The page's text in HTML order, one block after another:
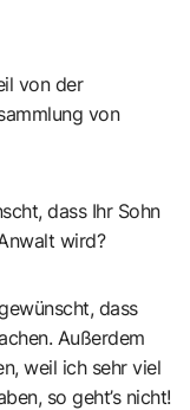
von der
von
dass Ihr Sohn
wird?
dass
Außerdem
weil ich sehr viel
so geht’s nicht!